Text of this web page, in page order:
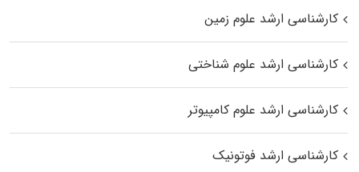
کارشناسی ارشد علوم زمین
کارشناسی ارشد علوم شناختی
کارشناسی ارشد علوم کامپیوتر
کارشناسی ارشد فوتونیک